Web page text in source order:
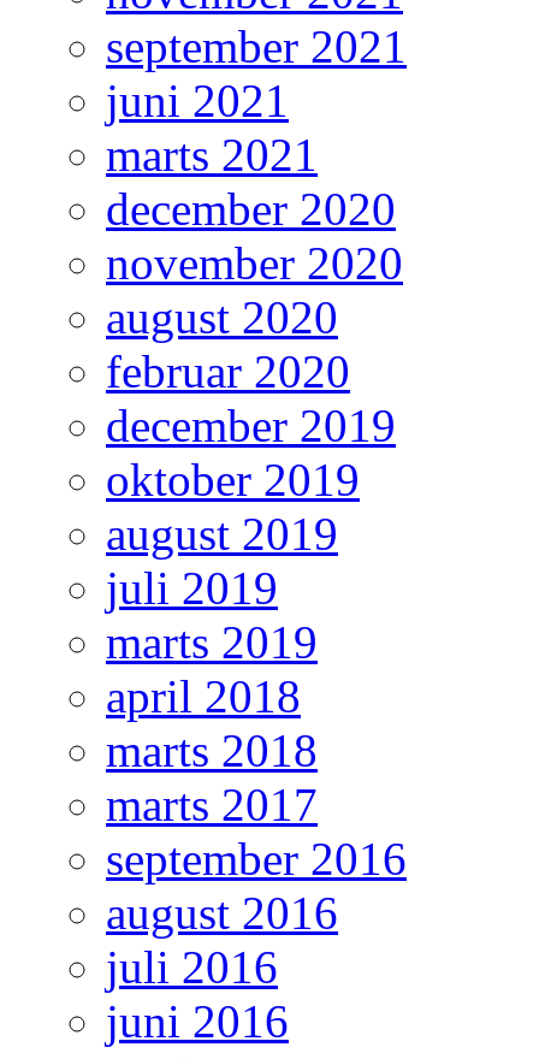
september 2021
juni 2021
marts 2021
december 2020
november 2020
august 2020
februar 2020
december 2019
oktober 2019
august 2019
juli 2019
marts 2019
april 2018
marts 2018
marts 2017
september 2016
august 2016
juli 2016
juni 2016